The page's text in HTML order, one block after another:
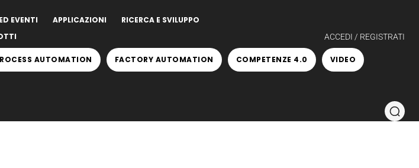
EVENTI APPLICAZIONI
RICERCA E SVILUPPO
ACCEDI / REGISTRATI
AUTOMATION FACTORY AUTOMATION COMPETENZE 4.0 VIDEO